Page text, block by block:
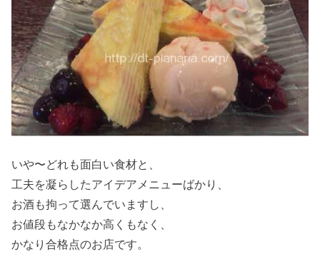
いや〜どれも面白い食材と、
工夫を凝らしたアイデアメニューばかり、
お酒も拘って選んでいますし、
お値段もなかなか高くもなく、
かなり合格点のお店です。